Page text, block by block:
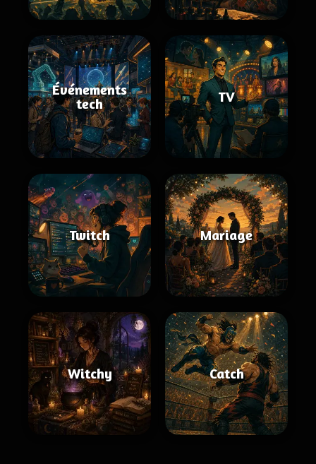
Événements
tech
TV
Twitch Mariage
Witchy Catch